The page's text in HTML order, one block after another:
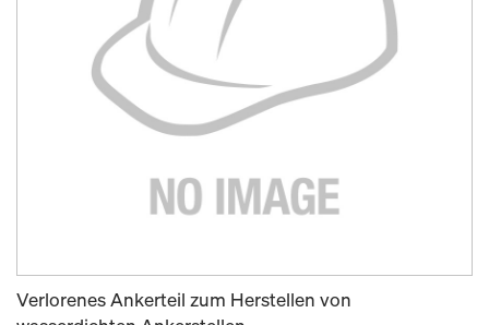
Verlorenes Ankerteil zum Herstellen von